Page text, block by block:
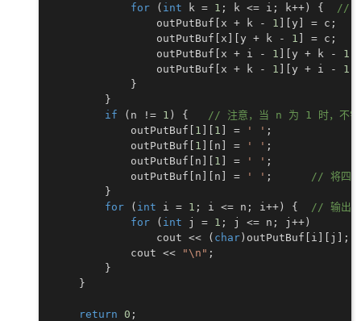
for
( int k = 1 ; k <= i ; k++ ) {
//
                outPutBuf
x + k - 1 y = c ;
                outPutBuf
x y + k - 1 = c ;
                outPutBuf
x + i - 1 y + k - 1
                outPutBuf
x + k - 1 y + i - 1
}
}
if
( n != 1 ) {
// 注意，当 n 为 1 时，不需
            outPutBuf
1 1 = ' ' ;
            outPutBuf
1 n = ' ' ;
            outPutBuf
n 1 = ' ' ;
            outPutBuf
n n = ' ' ;
// 将四角
}
for
( int i = 1 ; i <= n ; i ++ ) {
// 输出经
for
( int j = 1 ; j <= n ; j ++ )
                cout
<< ( char ) outPutBuf i j
;
            cout
<< "\n" ;
}
}
return 0 ;